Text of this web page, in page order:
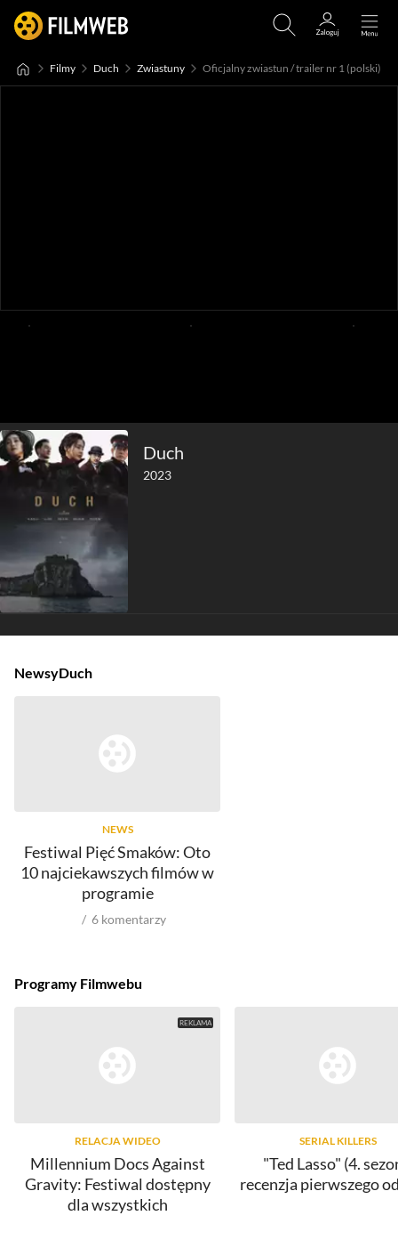
Filmy Duch Zwiastuny Oficjalny zwiastun / trailer nr 1 (polski)
Duch
2023
NewsyDuch
NEWS
Festiwal Pięć Smaków: Oto
10 najciekawszych filmów w
programie
6 komentarzy
Programy Filmwebu
RELACJA WIDEO
Millennium Docs Against
Gravity: Festiwal dostępny
dla wszystkich
SERIAL KILLERS
"Ted Lasso" (4.
recenzja pierwszego